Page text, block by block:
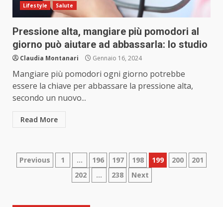
Lifestyle Salute
Pressione alta, mangiare più pomodori al
giorno può aiutare ad abbassarla: lo studio
Claudia Montanari Gennaio 16, 2024
Mangiare più pomodori ogni giorno potrebbe
essere la chiave per abbassare la pressione alta,
secondo un nuovo...
Read More
Paginazione
articoli
Previous 1 … 196 197 198 199 200
201
202
… 238 Next